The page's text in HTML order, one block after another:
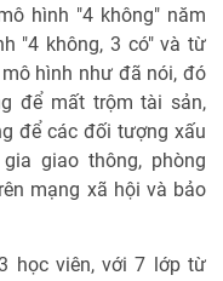
hình "4 không" năm
"4 không, 3 có" và từ
hình như đã nói, đó
để mất trộm tài sản,
để các đối tượng xấu
giao thông, phòng
mạng xã hội và bảo
học viên, với 7 lớp từ